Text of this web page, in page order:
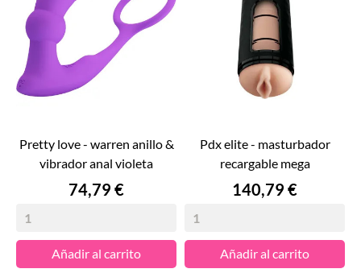
pretty love - warren anillo &
vibrador anal violeta
Precio
74,79 €
Añadir al carrito
pdx elite - masturbador
recargable mega
Precio
140,79 €
Añadir al carrito